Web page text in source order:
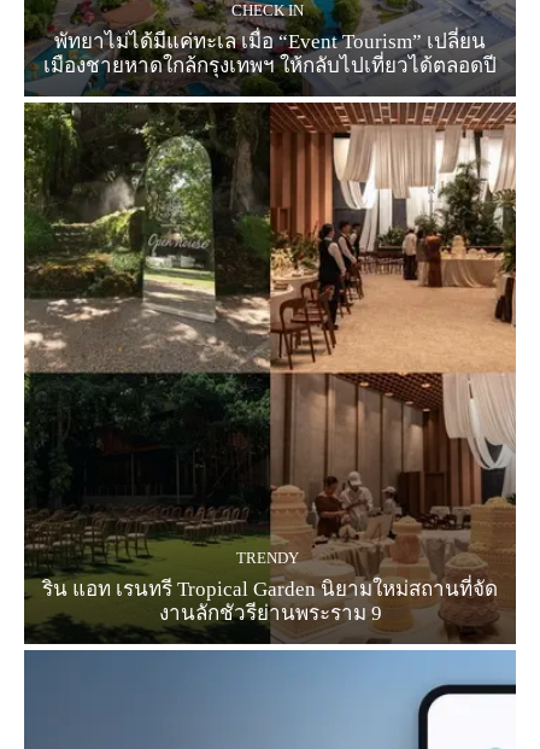
CHECK IN
พัทยาไม่ได้มีแค่ทะเล เมื่อ “Event Tourism” เปลี่ยน
เมืองชายหาดใกล้กรุงเทพฯ ให้กลับไปเที่ยวได้ตลอดปี
TRENDY
ริน แอท เรนทรี Tropical Garden นิยามใหม่สถานที่จัด
งานลักชัวรีย่านพระราม 9